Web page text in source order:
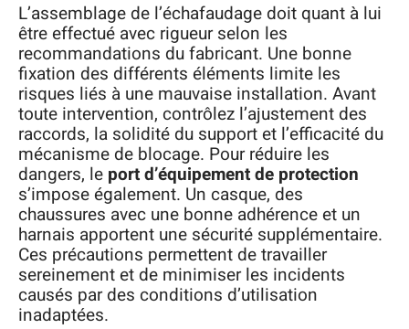
L’assemblage de l’échafaudage doit quant à lui
être effectué avec rigueur selon les
recommandations du fabricant. Une bonne
fixation des différents éléments limite les
risques liés à une mauvaise installation. Avant
toute intervention, contrôlez l’ajustement des
raccords, la solidité du support et l’efficacité du
mécanisme de blocage. Pour réduire les
dangers, le port d’équipement de protection
s’impose également. Un casque, des
chaussures avec une bonne adhérence et un
harnais apportent une sécurité supplémentaire.
Ces précautions permettent de travailler
sereinement et de minimiser les incidents
causés par des conditions d’utilisation
inadaptées.